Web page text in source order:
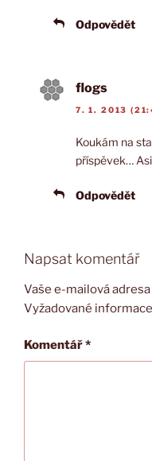
Odpovědět
flogs
7. 1. 2013
Koukám na
příspěvek…
Odpovědět
Napsat komentář
Vaše e-mailová
Vyžadované
Komentář*